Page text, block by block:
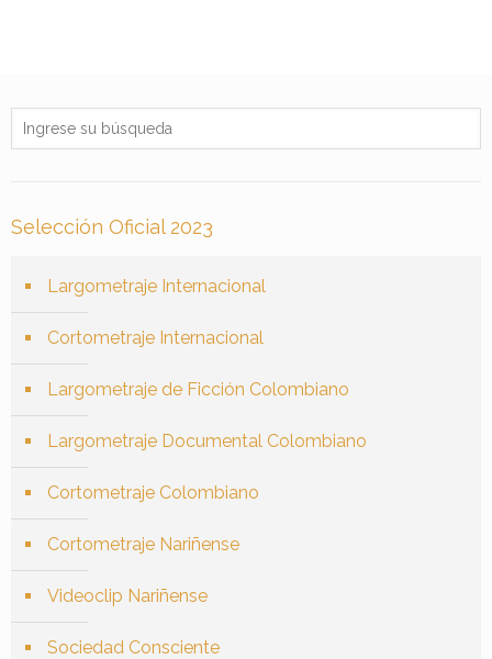
Selección Oficial 2023
Largometraje Internacional
Cortometraje Internacional
Largometraje de Ficción Colombiano
Largometraje Documental Colombiano
Cortometraje Colombiano
Cortometraje Nariñense
Videoclip Nariñense
Sociedad Consciente